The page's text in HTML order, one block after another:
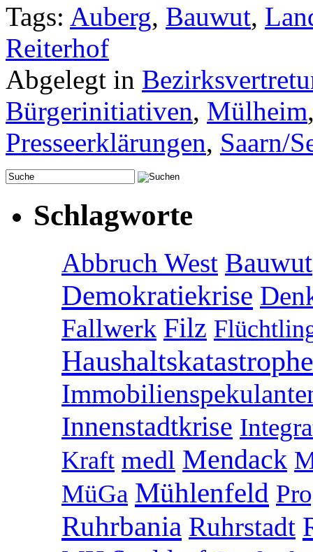
Tags: Auberg, Bauwut,
Reiterhof
Abgelegt in
Bürgerinitiativen, Mülheim
Presseerklärungen, Saarn/
Schlagworte
Abbruch West Bauwut
Demokratiekrise
Fallwerk Filz
Haushaltskatastrophe
Innenstadtkrise
Kraft medl Mendack
MüGa Mühlenfeld
Ruhrbania Ruhrstadt